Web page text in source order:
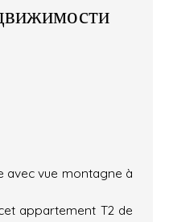
avec vue montagne à
appartement T2 de